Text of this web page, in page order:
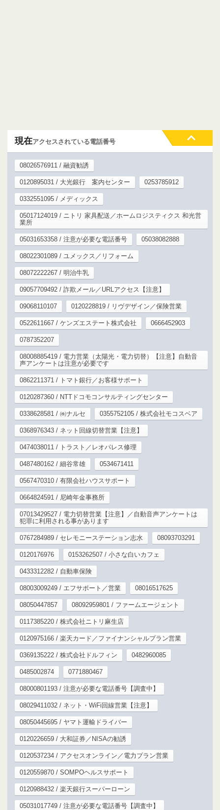
現在アクセスされている電話番号
08026576911 / 融資勧誘
0120895031 / 大光銀行 案内センター 0253785912
0332551095 / メディックス
05017124019 / ニトリ 家具配送／ホームロジスティクス 和光営
業所
05031653358 / 注意が必要な電話番号 05038082888
08022301089 / ユメックス／リフォーム
08072222267 / 明治牛乳
09057709492 / 詐欺メール／URLアクセス【注意】
09068110107 0120228819 / リヴデザイン／保険営業
0522611667 / ケンズエステート株式会社 0666452903
0787352207
08008885419 / 電力営業（太陽光・電力切替）【注意】自動音
声アンケートは注意が必要です
0862211371 / トマト銀行／お客様サポート
0120287360 / NTTドコモコンサルティングセンター
0338628581 / ㈱ナルセ 0355752105 / 株式会社モコスベア
0368976343 / ネット回線切替営業【注意】
0474038011 / トラスト／レオパレス修理
0487480162 / 細谷常雄 0534671411
0567470310 / 有限会社ハウスサポート
0664824591 / 尼崎年金事務所
07013429527 / 電力切替営業【注意】／自動音声アンケートは
犯罪に利用される事があります
0767284989 / セレモニーステーション志水 08093703291
0120176976 0153262507 / 小さな白いカフェ
0433312282 / 自動車保険
08003009249 / エフサポート／営業 08016517625
08050447857 08092959801 / ファームエージェント
0117385220 / 株式会社ニトリ麻生店
0120975166 / 楽天カード／ファイナンシャルプラン営業
0369135222 / 株式会社ドルフィン 0482960085
0485002874 0771880467
08000801193 / 注意が必要な電話番号【調査中】
08029411032 / ネット・WiFi回線営業【注意】
08050445695 / ヤマト運輸ドライバー
0120226659 / 大和証券／NISAの勧誘
0120537234 / アクセスオンライン／電力プラン営業
0120559870 / SOMPOヘルスサポート
0120988432 / 楽天銀行スーパーローン
05031017749 / 注意が必要な電話番号【調査中】